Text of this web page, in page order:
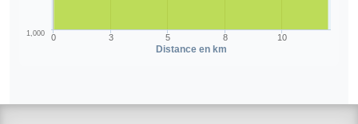
Distance en km
0 3 5 8 10
1,000